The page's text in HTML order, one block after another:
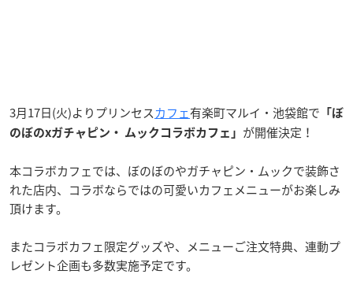
3月17日(火)よりプリンセスカフェ有楽町マルイ・池袋館で 「ぼ
のぼのxガチャピン・ ムックコラボカフェ」 が開催決定！
本コラボカフェでは、ぼのぼのやガチャピン・ムックで装飾さ
れた店内、コラボならではの可愛いカフェメニューがお楽しみ
頂けます。
またコラボカフェ限定グッズや、メニューご注文特典、連動プ
レゼント企画も多数実施予定です。